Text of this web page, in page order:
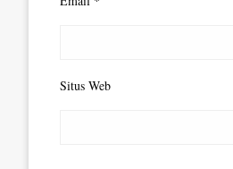
Situs Web